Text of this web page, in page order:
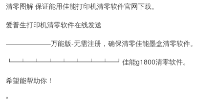
清零图解 保证能用佳能打印机清零软件官网下载。
爱普生打印机清零软件在线发送
——————–万能版-无需注册，确保清零佳能墨盒清零软件。
┗━┷━┷━┷━┷━┷━┷━┷━┛佳能g1800清零软件。
希望能帮助你！
“